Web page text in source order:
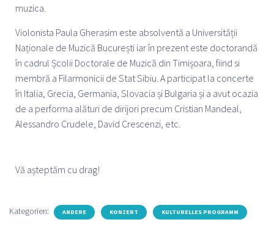
muzica.
Violonista Paula Gherasim este absolventă a Universității
Naționale de Muzică București iar în prezent este doctorandă
în cadrul Școlii Doctorale de Muzică din Timișoara, fiind si
membră a Filarmonicii de Stat Sibiu. A participat la concerte
în Italia, Grecia, Germania, Slovacia și Bulgaria și a avut ocazia
de a performa alături de dirijori precum Cristian Mandeal,
Alessandro Crudele, David Crescenzi, etc.
Vă așteptăm cu drag!
Kategorien: ANDERE KONZERT KULTURELLES PROGRAMM